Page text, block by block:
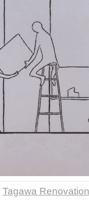
Tagawa